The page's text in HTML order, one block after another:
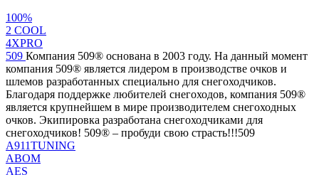
100%
2 СOOL
4XPRO
509 Компания 509® основана в 2003 году. На данный момент
компания 509® является лидером в производстве очков и
шлемов разработанных специально для снегоходчиков.
Благодаря поддержке любителей снегоходов, компания 509®
является крупнейшем в мире производителем снегоходных
очков. Экипировка разработана снегоходчиками для
снегоходчиков! 509® – пробуди свою страсть!!!509
A911TUNING
ABOM
AES